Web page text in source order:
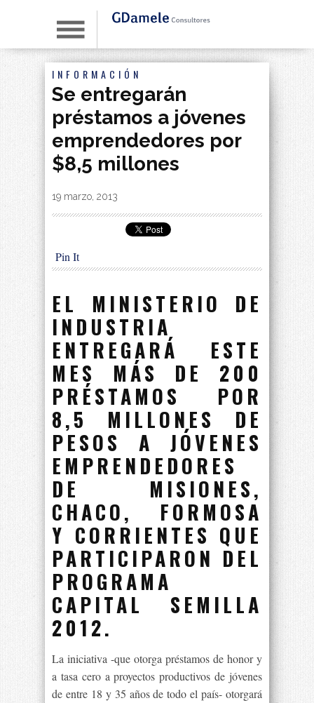
INFORMACIÓN
Se entregarán
préstamos a jóvenes
emprendedores por
$8,5 millones
By|
19 marzo, 2013
Pin It
EL MINISTERIO DE
INDUSTRIA
ENTREGARÁ ESTE
MES MÁS DE 200
PRÉSTAMOS POR
8,5 MILLONES DE
PESOS A JÓVENES
EMPRENDEDORES
DE MISIONES,
CHACO, FORMOSA
Y CORRIENTES QUE
PARTICIPARON DEL
PROGRAMA
CAPITAL SEMILLA
2012.
La iniciativa -que otorga préstamos de honor y
a tasa cero a proyectos productivos de jóvenes
de entre 18 y 35 años de todo el país- otorgará